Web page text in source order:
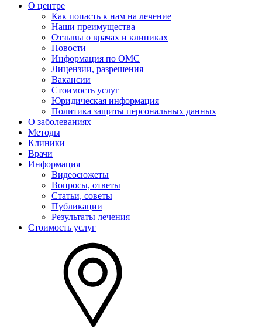
О центре
Как попасть к нам на лечение
Наши преимущества
Отзывы о врачах и клиниках
Новости
Информация по ОМС
Лицензии, разрешения
Вакансии
Стоимость услуг
Юридическая информация
Политика защиты персональных данных
О заболеваниях
Методы
Клиники
Врачи
Информация
Видеосюжеты
Вопросы, ответы
Статьи, советы
Публикации
Результаты лечения
Стоимость услуг